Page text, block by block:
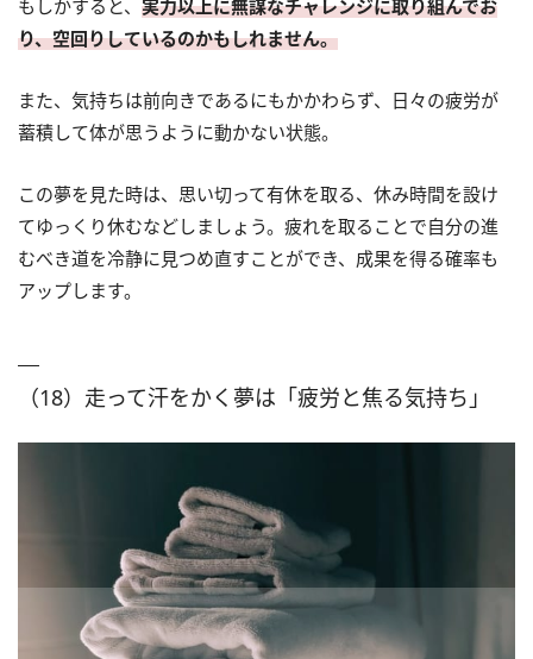
もしかすると、 実力以上に無謀なチャレンジに取り組んでお
り、空回りしているのかもしれません。
また、気持ちは前向きであるにもかかわらず、日々の疲労が
蓄積して体が思うように動かない状態。
この夢を見た時は、思い切って有休を取る、休み時間を設け
てゆっくり休むなどしましょう。疲れを取ることで自分の進
むべき道を冷静に見つめ直すことができ、成果を得る確率も
アップします。
（18）走って汗をかく夢は「疲労と焦る気持ち」